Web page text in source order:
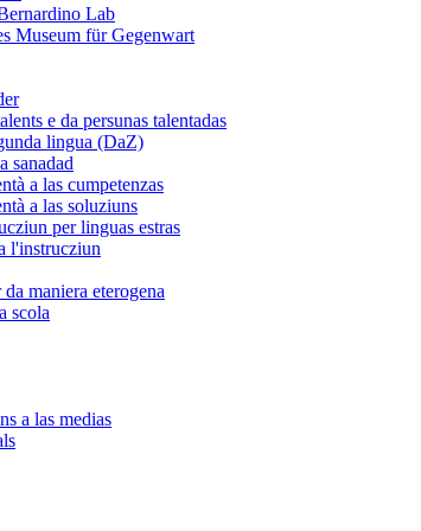
Lab
Museum für Gegenwart
e da persunas talentadas
lingua (DaZ)
sanadad
a las cumpetenzas
a las soluziuns
per linguas estras
l'instrucziun
maniera eterogena
scola
a las medias